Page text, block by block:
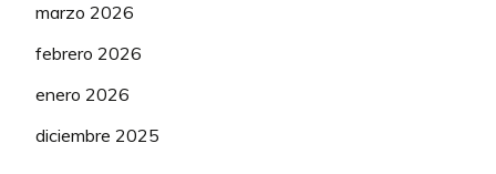
marzo 2026
febrero 2026
enero 2026
diciembre 2025